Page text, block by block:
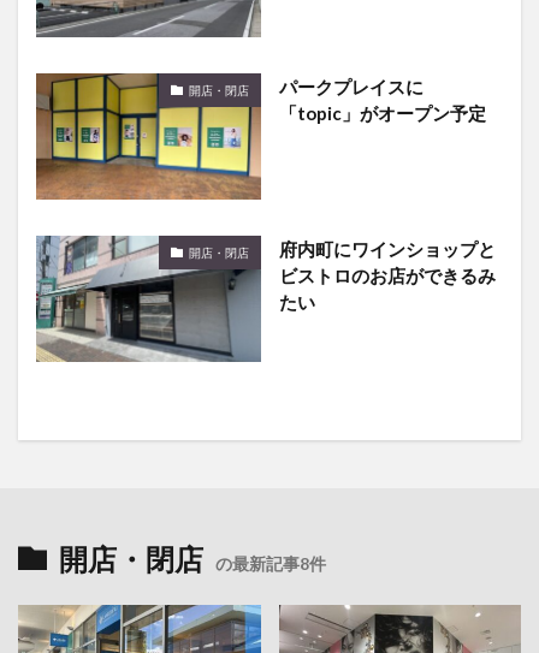
開店・閉店
パークプレイスに
「topic」がオープン予定
開店・閉店
府内町にワインショップと
ビストロのお店ができるみ
たい
開店・閉店 の最新記事8件